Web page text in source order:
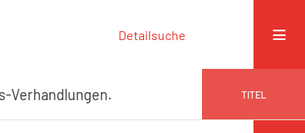
Detailsuche
Verhandlungen. TITEL